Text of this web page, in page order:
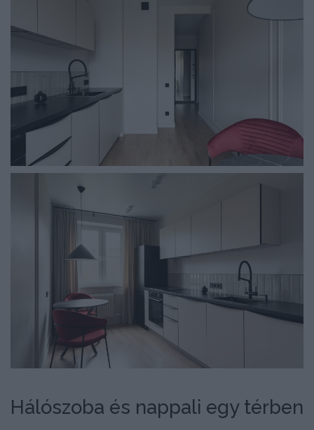
Hálószoba és nappali egy térben